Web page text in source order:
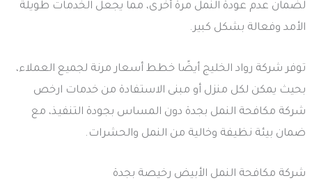
لضمان عدم عودة النمل مرة أخرى، مما يجعل الخدمات طويلة
الأمد وفعالة بشكل كبير.
توفر شركة رواد الخليج أيضًا خطط أسعار مرنة لجميع العملاء،
بحيث يمكن لكل منزل أو مبنى الاستفادة من خدمات ارخص
شركة مكافحة النمل بجدة دون المساس بجودة التنفيذ، مع
ضمان بيئة نظيفة وخالية من النمل والحشرات.
شركة مكافحة النمل الأبيض رخيصة بجدة